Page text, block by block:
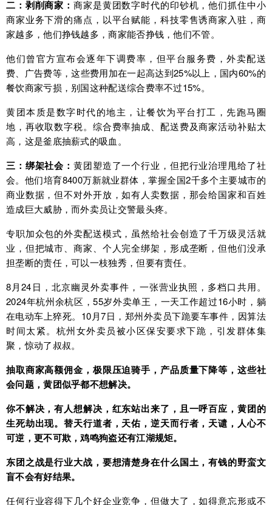
二：剥削商家：商家是黄团数字时代的印钞机，他们抓住中小
商家业务下滑的痛点，以平台赋能，科技零售诱商家入驻，商
家越多，他们挣钱越多，商家能否挣钱，他们不管。
他们曾官方宣布会逐年下调费率，但平台服务费，外卖配送
费、广告费等，这些费用加在一起高达到25%以上，国内60%的
餐饮商家亏损，别国这种配送综合费率不过15%。
黄团本质是数字时代的地主，让餐饮为平台打工，先跑马圈
地，再收取数字税。综合费率抽成、配送费及商家活动补贴太
高，这是釜底抽薪式的吸血。
三：绑架社会：黄团塑造了一个行业，但把行业治理甩给了社
会。他们培育8400万新就业群体，掌握全国2千多个主要城市的
商业数据，但不对外开放，如有人卖数据，那会给国家和百姓
造成巨大威胁，而外卖员让交警最头疼。
专职加众包的外卖配送模式，虽然给社会创造了千万级灵活就
业，但把城市、商家、个人完全绑架，形成垄断，但他们没承
担垄断的责任，可以一枝独秀，但要有责任。
8月24日，北京幽灵外卖事件，一张营业执照，多档口共用。
2024年杭州余杭区，55岁外卖单王，一天工作超过16小时，躺
在电动车上猝死。10月7日，郑州外卖员下跪要车事件，因算法
时间太紧。杭州女外卖员被小区保安要求下跪，引发群体集
聚，惊动了叔叔。
抽取商家高额佣金，极限压迫骑手，产品质量下降等，这些社
会问题，黄团似乎都不想解决。
你不解决，有人想解决，红东站出来了，且一呼百应，黄团的
生死劫出现。替天行道者，天佑，逆天而行者，天谴，人心不
可逆，更不可欺，鸡鸣狗盗还有江湖规矩。
东团之战是行业大战，要想清楚身在什么国土，有钱的野蛮文
盲不会有好结果。
任何行业容得下几个好企业竞争，但做大了，如得意忘形或不